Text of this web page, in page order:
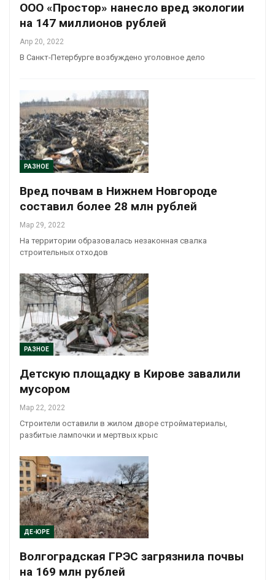
ООО «Простор» нанесло вред экологии
на 147 миллионов рублей
Апр 20, 2022
В Санкт-Петербурге возбуждено уголовное дело
РАЗНОЕ
Вред почвам в Нижнем Новгороде
составил более 28 млн рублей
Мар 29, 2022
На территории образовалась незаконная свалка
строительных отходов
РАЗНОЕ
Детскую площадку в Кирове завалили
мусором
Мар 22, 2022
Строители оставили в жилом дворе стройматериалы,
разбитые лампочки и мертвых крыс
ДЕ-ЮРЕ
Волгоградская ГРЭС загрязнила почвы
на 169 млн рублей